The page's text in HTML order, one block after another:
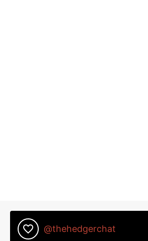
favorite_border @thehedgerchat